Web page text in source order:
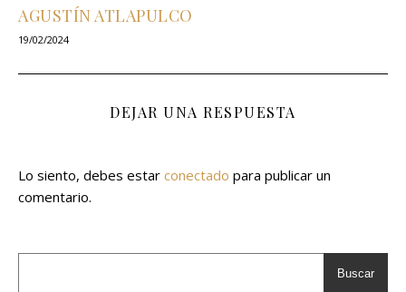
AGUSTÍN ATLAPULCO
19/02/2024
DEJAR UNA RESPUESTA
Lo siento, debes estar conectado para publicar un
comentario.
Buscar